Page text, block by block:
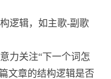
逻辑，如主歌-副歌
力关注“下一个词怎
文章的结构逻辑是否